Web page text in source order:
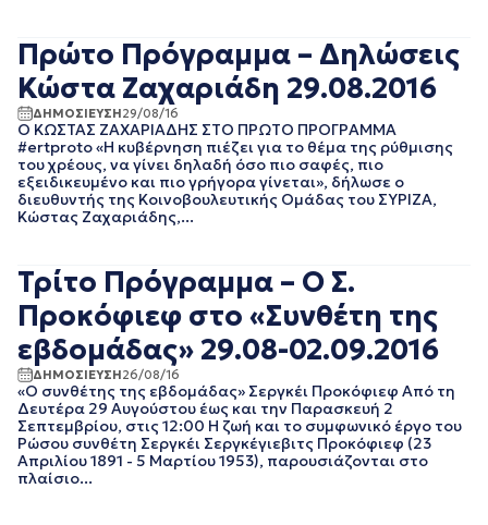
ΙΑΝΟΥΑΡΙΟΣ 2019
ΔΕΚΕΜΒΡΙΟΣ 2018
ΝΟΕΜΒΡΙΟΣ 2018
ΣΕΠΤΕΜΒΡΙΟΣ 2018
ΑΥΓΟΥΣΤΟΣ 2018
ΙΟΥΛΙΟΣ 2018
ΙΟΥΝΙΟΣ 2018
ΜΑΡΤΙΟΣ 2018
ΦΕΒΡΟΥΑΡΙΟΣ 2018
ΙΑΝΟΥΑΡΙΟΣ 2018
ΔΕΚΕΜΒΡΙΟΣ 2017
ΟΚΤΩΒΡΙΟΣ 2017
ΣΕΠΤΕΜΒΡΙΟΣ 2017
ΑΥΓΟΥΣΤΟΣ 2017
ΙΟΥΛΙΟΣ 2017
Πρώτο Πρόγραμμα – Δηλώσεις
Κώστα Ζαχαριάδη 29.08.2016
ΔΗΜΟΣΙΕΥΣΗ29/08/16
Ο ΚΩΣΤΑΣ ΖΑΧΑΡΙΑΔΗΣ ΣΤΟ ΠΡΩΤO ΠΡΟΓΡΑΜΜΑ
#ertproto «Η κυβέρνηση πιέζει για το θέμα της ρύθμισης
του χρέους, να γίνει δηλαδή όσο πιο σαφές, πιο
εξειδικευμένο και πιο γρήγορα γίνεται», δήλωσε ο
διευθυντής της Κοινοβουλευτικής Ομάδας του ΣΥΡΙΖΑ,
Κώστας Ζαχαριάδης,...
Τρίτο Πρόγραμμα – Ο Σ.
Προκόφιεφ στο «Συνθέτη της
εβδομάδας» 29.08-02.09.2016
ΔΗΜΟΣΙΕΥΣΗ26/08/16
«Ο συνθέτης της εβδομάδας» Σεργκέι Προκόφιεφ Από τη
Δευτέρα 29 Αυγούστου έως και την Παρασκευή 2
Σεπτεμβρίου, στις 12:00 Η ζωή και το συμφωνικό έργο του
Ρώσου συνθέτη Σεργκέι Σεργκέγιεβιτς Προκόφιεφ (23
Απριλίου 1891 - 5 Μαρτίου 1953), παρουσιάζονται στο
πλαίσιο...